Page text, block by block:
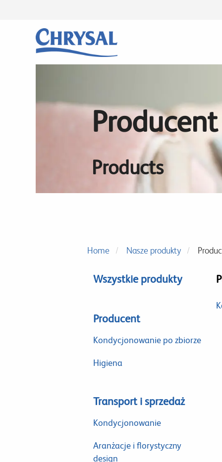
Producent
Products
Home Nasze produkty
Wszystkie produkty
Producent
Kondycjonowanie po zbiorze
Higiena
Transport i sprzedaż
Kondycjonowanie
Aranżacje i florystyczny
design